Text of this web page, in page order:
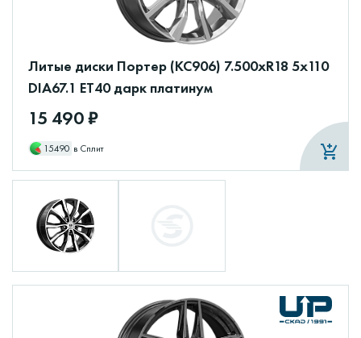
Литые диски Портер (КС906) 7.500xR18 5x110
DIA67.1 ET40 дарк платинум
15 490 ₽
15490 в Сплит